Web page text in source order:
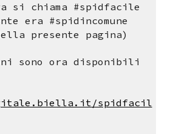
si chiama #spidfacile
era #spidincomune
presente pagina)
sono ora disponibili
spidfacil